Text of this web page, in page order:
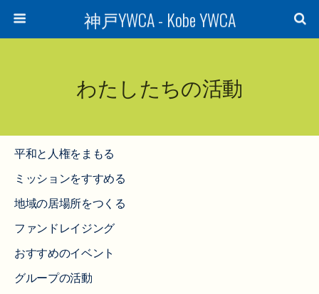
神戸YWCA - Kobe YWCA
わたしたちの活動
平和と人権をまもる
ミッションをすすめる
地域の居場所をつくる
ファンドレイジング
おすすめのイベント
グループの活動